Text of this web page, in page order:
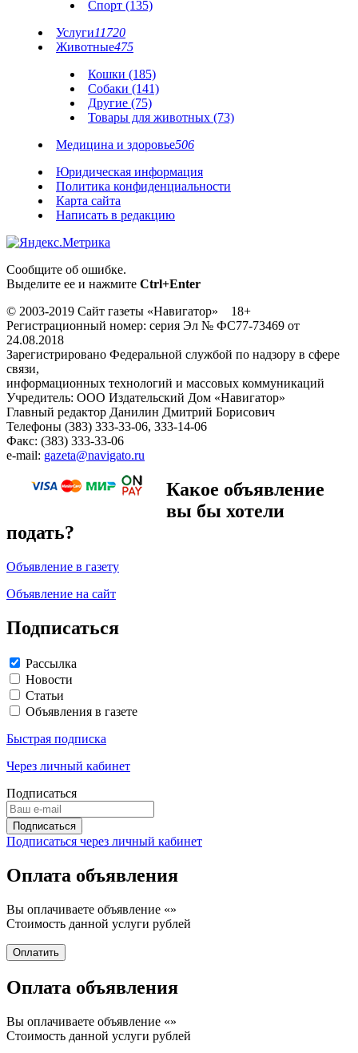
Спорт (135)
Услуги11720
Животные475
Кошки (185)
Собаки (141)
Другие (75)
Товары для животных (73)
Медицина и здоровье506
Юридическая информация
Политика конфиденциальности
Карта сайта
Написать в редакцию
Сообщите об ошибке.
Выделите ее и нажмите Ctrl+Enter
© 2003-2019 Сайт газеты «Навигатор» 18+
Регистрационный номер: серия Эл № ФС77-73469 от
24.08.2018
Зарегистрировано Федеральной службой по надзору в сфере
связи,
информационных технологий и массовых коммуникаций
Учредитель: ООО Издательский Дом «Навигатор»
Главный редактор Данилин Дмитрий Борисович
Телефоны (383) 333-33-06, 333-14-06
Факс: (383) 333-33-06
e-mail: gazeta@navigato.ru
Какое объявление
вы бы хотели
подать?
Объявление в газету
Объявление на сайт
Подписаться
Рассылка
Новости
Статьи
Объявления в газете
Быстрая подписка
Через личный кабинет
Подписаться
Подписаться через личный кабинет
Оплата объявления
Вы оплачиваете объявление «»
Стоимость данной услуги рублей
Оплата объявления
Вы оплачиваете объявление «»
Стоимость данной услуги рублей